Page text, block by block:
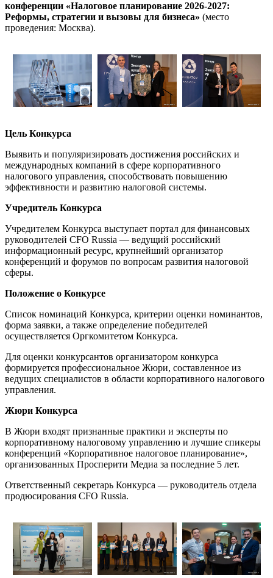
конференции «Налоговое планирование 2026-2027:
Реформы, стратегии и вызовы для бизнеса» (место
проведения: Москва).
Цель Конкурса
Выявить и популяризировать достижения российских и
международных компаний в сфере корпоративного
налогового управления, способствовать повышению
эффективности и развитию налоговой системы.
Учредитель Конкурса
Учредителем Конкурса выступает портал для финансовых
руководителей CFO Russia — ведущий российский
информационный ресурс, крупнейший организатор
конференций и форумов по вопросам развития налоговой
сферы.
Положение о Конкурсе
Список номинаций Конкурса, критерии оценки номинантов,
форма заявки, а также определение победителей
осуществляется Оргкомитетом Конкурса.
Для оценки конкурсантов организатором конкурса
формируется профессиональное Жюри, составленное из
ведущих специалистов в области корпоративного налогового
управления.
Жюри Конкурса
В Жюри входят признанные практики и эксперты по
корпоративному налоговому управлению и лучшие спикеры
конференций «Корпоративное налоговое планирование»,
организованных Просперити Медиа за последние 5 лет.
Ответственный секретарь Конкурса — руководитель отдела
продюсирования CFO Russia.